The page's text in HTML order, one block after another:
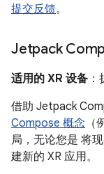
提交反馈。
Jetpack
适用的 XR 设备
借助 Jetpack
Compose 概念 （
局，无论您是 将
建新的 XR 应用。